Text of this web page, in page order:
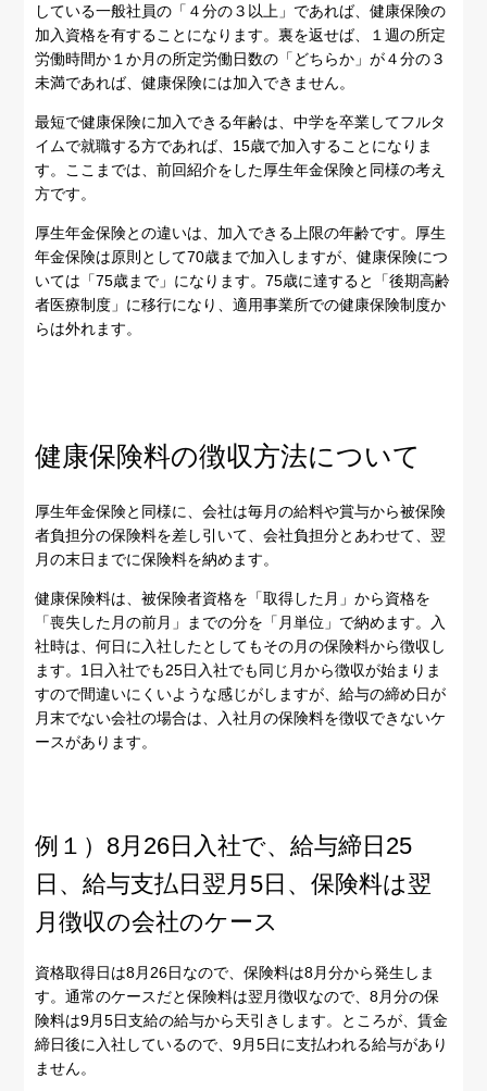
している一般社員の「４分の３以上」であれば、健康保険の
加入資格を有することになります。裏を返せば、１週の所定
労働時間か１か月の所定労働日数の「どちらか」が４分の３
未満であれば、健康保険には加入できません。
最短で健康保険に加入できる年齢は、中学を卒業してフルタ
イムで就職する方であれば、15歳で加入することになりま
す。ここまでは、前回紹介をした厚生年金保険と同様の考え
方です。
厚生年金保険との違いは、加入できる上限の年齢です。厚生
年金保険は原則として70歳まで加入しますが、健康保険につ
いては「75歳まで」になります。75歳に達すると「後期高齢
者医療制度」に移行になり、適用事業所での健康保険制度か
らは外れます。
健康保険料の徴収方法について
厚生年金保険と同様に、会社は毎月の給料や賞与から被保険
者負担分の保険料を差し引いて、会社負担分とあわせて、翌
月の末日までに保険料を納めます。
健康保険料は、被保険者資格を「取得した月」から資格を
「喪失した月の前月」までの分を「月単位」で納めます。入
社時は、何日に入社したとしてもその月の保険料から徴収し
ます。1日入社でも25日入社でも同じ月から徴収が始まりま
すので間違いにくいような感じがしますが、給与の締め日が
月末でない会社の場合は、入社月の保険料を徴収できないケ
ースがあります。
例１）8月26日入社で、給与締日25
日、給与支払日翌月5日、保険料は翌
月徴収の会社のケース
資格取得日は8月26日なので、保険料は8月分から発生しま
す。通常のケースだと保険料は翌月徴収なので、8月分の保
険料は9月5日支給の給与から天引きします。ところが、賃金
締日後に入社しているので、9月5日に支払われる給与があり
ません。